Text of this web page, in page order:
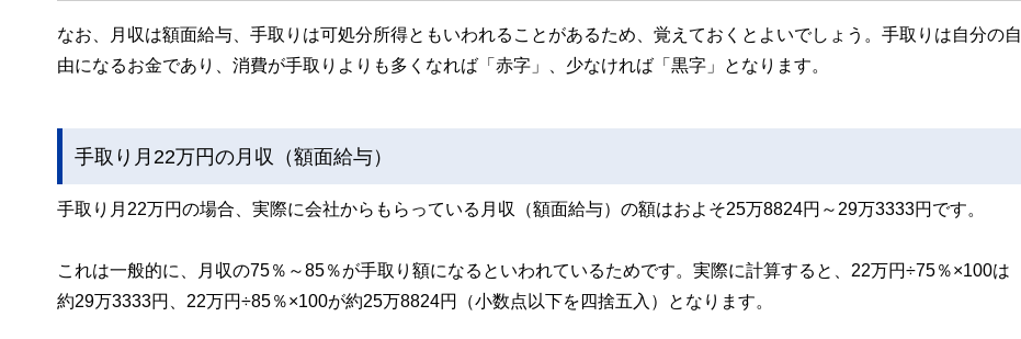
なお、月収は額面給与、手取りは可処分所得ともいわれることがあるため、覚えておくとよいでしょう。手取りは自分の自
由になるお金であり、消費が手取りよりも多くなれば「赤字」、少なければ「黒字」となります。
手取り月22万円の月収（額面給与）
手取り月22万円の場合、実際に会社からもらっている月収（額面給与）の額はおよそ25万8824円～29万3333円です。
これは一般的に、月収の75％～85％が手取り額になるといわれているためです。実際に計算すると、22万円÷75％×100は
約29万3333円、22万円÷85％×100が約25万8824円（小数点以下を四捨五入）となります。